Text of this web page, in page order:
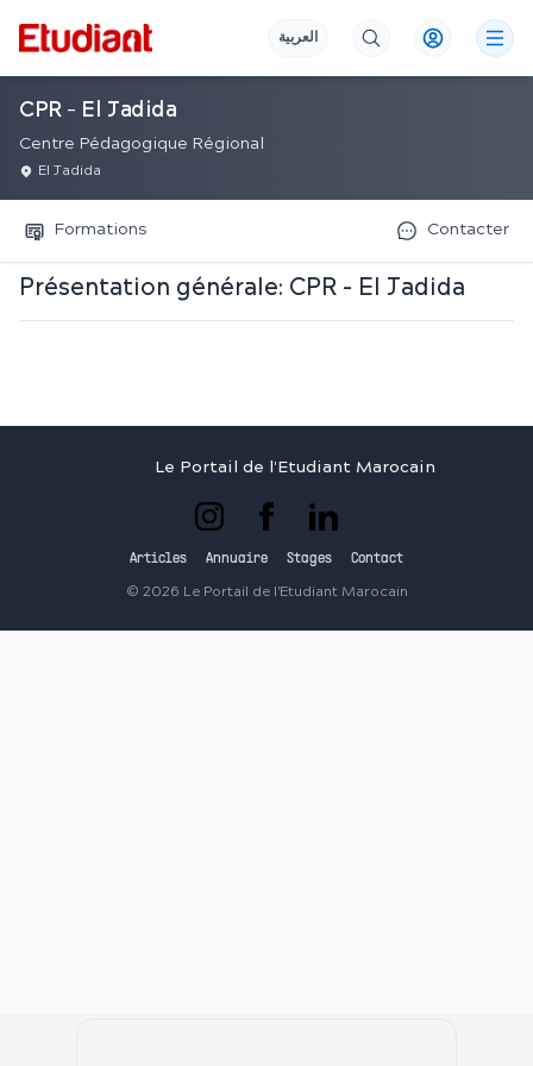
العربية
CPR - El Jadida
Centre Pédagogique Régional
El Jadida
Formations Contacter
Présentation générale: CPR - El Jadida
Le Portail de l'Etudiant Marocain
Articles Annuaire Stages Contact
© 2026 Le Portail de l'Etudiant Marocain